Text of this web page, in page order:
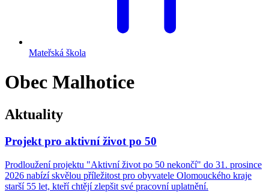
Mateřská škola
Obec Malhotice
Aktuality
Projekt pro aktivní život po 50
Prodloužení projektu "Aktivní život po 50 nekončí" do 31. prosince
2026 nabízí skvělou příležitost pro obyvatele Olomouckého kraje
starší 55 let, kteří chtějí zlepšit své pracovní uplatnění.